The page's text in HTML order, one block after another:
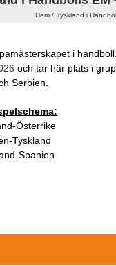
Hem Tyskland i
i handboll.
och tar här plats i
Serbien.
Österrike
Tyskland
Spanien